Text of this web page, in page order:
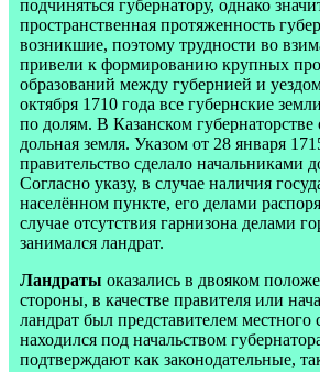
подчиняться губернатору, однако
пространственная протяженность
возникшие, поэтому трудности во
привели к формированию крупных
образований между губернией и
октября 1710 года все губернские
по долям. В Казанском губернаторстве
дольная земля. Указом от 28 января
правительство сделало начальниками
Согласно указу, в случае наличия
населённом пункте, его делами
случае отсутствия гарнизона делами
занимался ландрат.
Ландраты оказались в двояком
стороны, в качестве правителя или
ландрат был представителем местного
находился под начальством
подтверждают как законодательные,